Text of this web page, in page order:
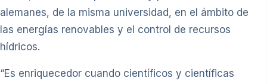
alemanes, de la misma universidad, en el ámbito de
las energías renovables y el control de recursos
hídricos.
“Es enriquecedor cuando científicos y científicas